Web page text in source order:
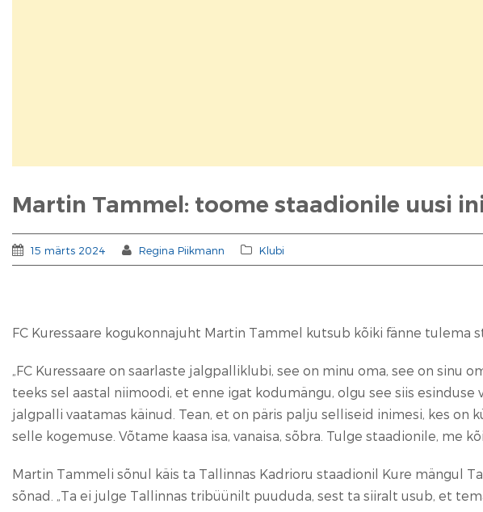
Martin Tammel: toome staadionile uusi
15 märts 2024 Regina Piikmann Klubi
FC Kuressaare kogukonnajuht Martin Tammel kutsub kõiki fänne tulema
„FC Kuressaare on saarlaste jalgpalliklubi, see on minu oma, see on sinu
teeks sel aastal niimoodi, et enne igat kodumängu, olgu see siis
jalgpalli vaatamas käinud. Tean, et on päris palju selliseid inimesi, kes
selle kogemuse. Võtame kaasa isa, vanaisa, sõbra. Tulge staadionile, me
Martin Tammeli sõnul käis ta Tallinnas Kadrioru staadionil Kure mängul
sõnad. „Ta ei julge Tallinnas tribüünilt puududa, sest ta siiralt usub, et